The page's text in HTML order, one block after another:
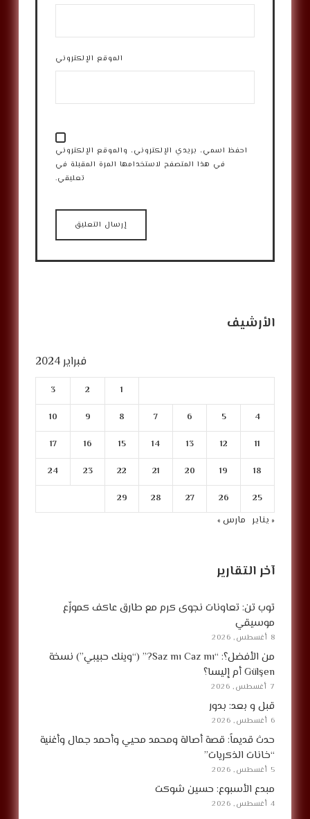
الموقع الإلكتروني
احفظ اسمي، بريدي الإلكتروني، والموقع الإلكتروني
في هذا المتصفح لاستخدامها المرة المقبلة في
تعليقي.
الأرشيف
فبراير 2024
1
2
3
4
5
6
7
8
9
10
11
12
13
14
15
16
17
18
19
20
21
22
23
24
25
26
27
28
29
« يناير مارس »
آخر التقارير
توب تن: تعاونات نجوى كرم مع طارق عاكف كموزّع
موسيقي
8 أغسطس, 2026
من الأفضل؟: “Saz mı Caz mı?” (“وينك حبيبي”) نسخة
Gülşen أم إليسا؟
7 أغسطس, 2026
قبل و بعد: بدور
6 أغسطس, 2026
حدث قديماً: قصة أصالة ومحمد محيي وأحمد جمال وأغنية
“خانات الذكريات”
5 أغسطس, 2026
مبدع الأسبوع: حسين شوكت
4 أغسطس, 2026